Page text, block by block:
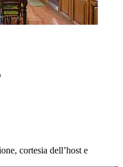
cortesia dell’host e